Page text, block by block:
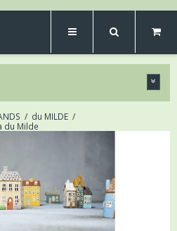
/ du MILDE /
du Milde